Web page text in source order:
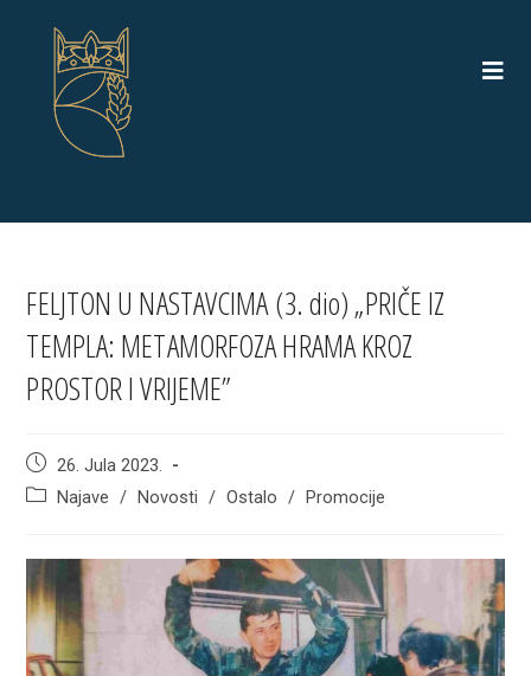
FELJTON U NASTAVCIMA (3. dio) „PRIČE IZ
TEMPLA: METAMORFOZA HRAMA KROZ
PROSTOR I VRIJEME”
Post
published:
26. Jula 2023.
PostNajave / Novosti / Ostalo / Promocije